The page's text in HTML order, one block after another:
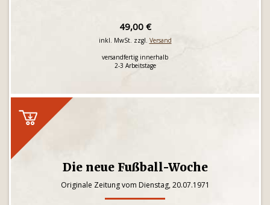
49,00 €
inkl. MwSt. zzgl. Versand
versandfertig innerhalb
2-3 Arbeitstage
Die neue Fußball-Woche
Originale Zeitung vom Dienstag, 20.07.1971